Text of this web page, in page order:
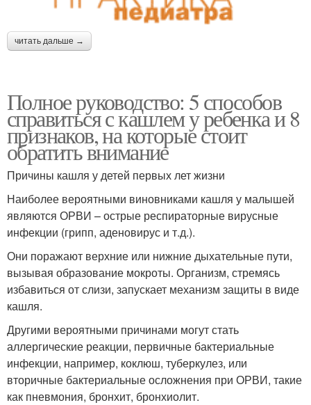
читать дальше →
Полное руководство: 5 способов
справиться с кашлем у ребенка и 8
признаков, на которые стоит
обратить внимание
Причины кашля у детей первых лет жизни
Наиболее вероятными виновниками кашля у малышей
являются ОРВИ – острые респираторные вирусные
инфекции (грипп, аденовирус и т.д.).
Они поражают верхние или нижние дыхательные пути,
вызывая образование мокроты. Организм, стремясь
избавиться от слизи, запускает механизм защиты в виде
кашля.
Другими вероятными причинами могут стать
аллергические реакции, первичные бактериальные
инфекции, например, коклюш, туберкулез, или
вторичные бактериальные осложнения при ОРВИ, такие
как пневмония, бронхит, бронхиолит.